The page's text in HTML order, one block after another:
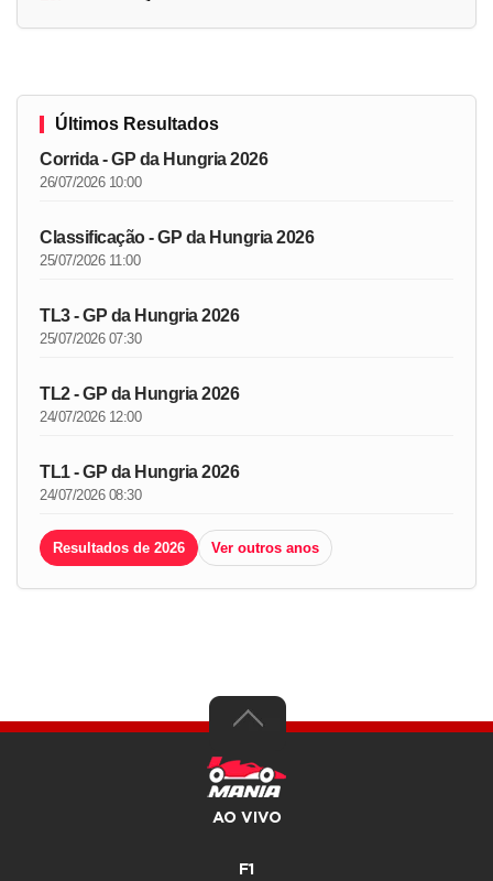
Últimos Resultados
Corrida - GP da Hungria 2026
26/07/2026 10:00
Classificação - GP da Hungria 2026
25/07/2026 11:00
TL3 - GP da Hungria 2026
25/07/2026 07:30
TL2 - GP da Hungria 2026
24/07/2026 12:00
TL1 - GP da Hungria 2026
24/07/2026 08:30
Resultados de 2026 Ver outros anos
AO VIVO
F1